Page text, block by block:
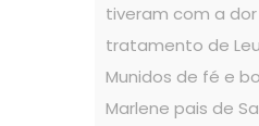
tiveram com a
tratamento de
Munidos de fé e
Marlene pais de